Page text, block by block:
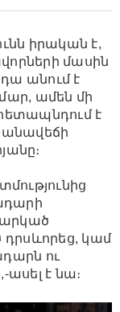
իրական է,
մասին
անում է
ամեն մի
է
դրսևորեց, կամ
ու
է նա։